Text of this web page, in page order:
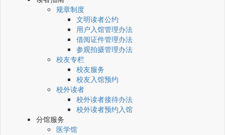
规章制度
文明读者公约
用户入馆管理办法
借阅证件管理办法
参观拍摄管理办法
校友专栏
校友服务
校友入馆预约
校外读者
校外读者接待办法
校外读者预约入馆
分馆服务
医学馆